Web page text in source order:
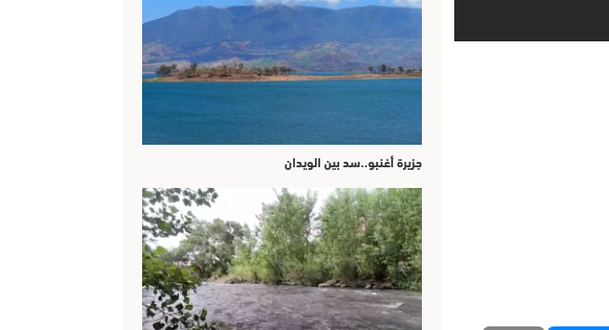
جزيرة أغنبو..سد بين الويدان